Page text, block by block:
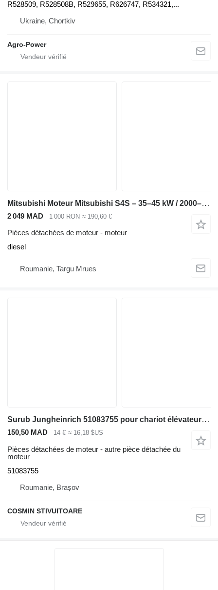
R528509, R528508B, R529655, R626747, R534321,...
Ukraine, Chortkiv
Agro-Power
Mitsubishi Moteur Mitsubishi S4S – 35–45 kW / 2000–2500 tr/min – Compatible avec catalyseur pour chariot élévateur diesel
2 049 MAD 1 000 RON ≈ 190,60 €
Pièces détachées de moteur - moteur
diesel
Roumanie, Targu Mrues
Surub Jungheinrich 51083755 pour chariot élévateur diesel
150,50 MAD 14 € ≈ 16,18 $US
Pièces détachées de moteur - autre pièce détachée du
moteur
51083755
Roumanie, Braşov
COSMIN STIVUITOARE